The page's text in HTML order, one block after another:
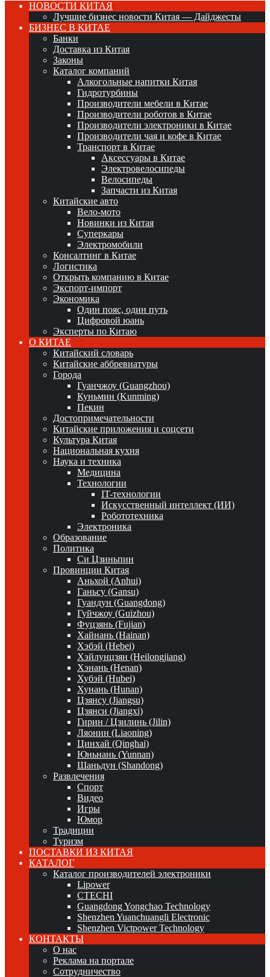
НОВОСТИ КИТАЯ
Лучшие бизнес новости Китая — Дайджесты
БИЗНЕС В КИТАЕ
Банки
Доставка из Китая
Законы
Каталог компаний
Алкогольные напитки Китая
Гидротурбины
Производители мебели в Китае
Производители роботов в Китае
Производители электроники в Китае
Производители чая и кофе в Китае
Транспорт в Китае
Аксессуары в Китае
Электровелосипеды
Велосипеды
Запчасти из Китая
Китайские авто
Вело-мото
Новинки из Китая
Суперкары
Электромобили
Консалтинг в Китае
Логистика
Открыть компанию в Китае
Экспорт-импорт
Экономика
Один пояс, один путь
Цифровой юань
Эксперты по Китаю
О КИТАЕ
Китайский словарь
Китайские аббревиатуры
Города
Гуанчжоу (Guangzhou)
Куньмин (Kunming)
Пекин
Достопримечательности
Китайские приложения и соцсети
Культура Китая
Национальная кухня
Наука и техника
Медицина
Технологии
IT-технологии
Искусственный интеллект (ИИ)
Робототехника
Электроника
Образование
Политика
Си Цзиньпин
Провинции Китая
Аньхой (Anhui)
Ганьсу (Gansu)
Гуандун (Guangdong)
Гуйчжоу (Guizhou)
Фуцзянь (Fujian)
Хайнань (Hainan)
Хэбэй (Hebei)
Хэйлунцзян (Heilongjiang)
Хэнань (Henan)
Хубэй (Hubei)
Хунань (Hunan)
Цзянсу (Jiangsu)
Цзянси (Jiangxi)
Гирин / Цзилинь (Jilin)
Ляонин (Liaoning)
Цинхай (Qinghai)
Юньнань (Yunnan)
Шаньдун (Shandong)
Развлечения
Спорт
Видео
Игры
Юмор
Традиции
Туризм
ПОСТАВКИ ИЗ КИТАЯ
КАТАЛОГ
Каталог производителей электроники
Lipower
CTECHI
Guangdong Yongchao Technology
Shenzhen Yuanchuangli Electronic
Shenzhen Victpower Technology
КОНТАКТЫ
О нас
Реклама на портале
Сотрудничество